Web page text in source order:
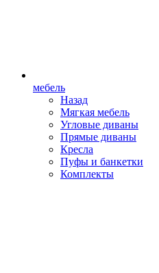
мебель
Назад
Мягкая мебель
Угловые диваны
Прямые диваны
Кресла
Пуфы и банкетки
Комплекты